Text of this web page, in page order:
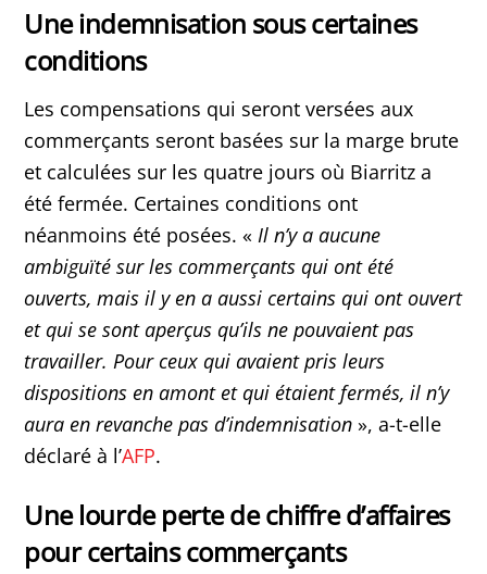
Une indemnisation sous certaines
conditions
Les compensations qui seront versées aux
commerçants seront basées sur la marge brute
et calculées sur les quatre jours où Biarritz a
été fermée. Certaines conditions ont
néanmoins été posées. « Il n’y a aucune
ambiguïté sur les commerçants qui ont été
ouverts, mais il y en a aussi certains qui ont ouvert
et qui se sont aperçus qu’ils ne pouvaient pas
travailler. Pour ceux qui avaient pris leurs
dispositions en amont et qui étaient fermés, il n’y
aura en revanche pas d’indemnisation », a-t-elle
déclaré à l’AFP.
Une lourde perte de chiffre d’affaires
pour certains commerçants